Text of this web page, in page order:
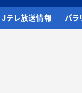
Jテレ放送情報 パラ